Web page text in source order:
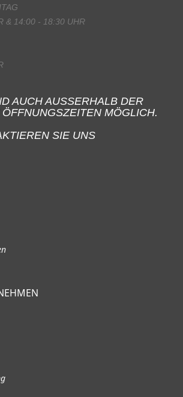
& 14:00 - 18:30 UHR
AUCH AUSSERHALB DER
MÖGLICH.
SIE UNS